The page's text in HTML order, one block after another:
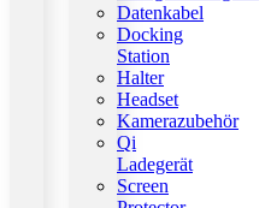
Datenkabel
Docking
Station
Halter
Headset
Kamerazubehör
Qi
Ladegerät
Screen